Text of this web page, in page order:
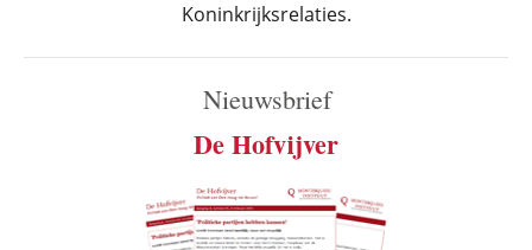
Koninkrijksrelaties.
Nieuwsbrief
De Hofvijver